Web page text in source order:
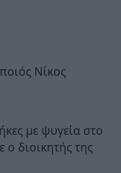
Νίκος
με ψυγεία στο
διοικητής της